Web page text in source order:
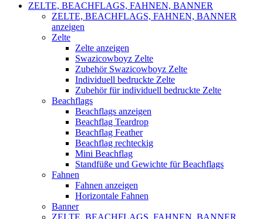
ZELTE, BEACHFLAGS, FAHNEN, BANNER
ZELTE, BEACHFLAGS, FAHNEN, BANNER
anzeigen
Zelte
Zelte anzeigen
Swazicowboyz Zelte
Zubehör Swazicowboyz Zelte
Individuell bedruckte Zelte
Zubehör für individuell bedruckte Zelte
Beachflags
Beachflags anzeigen
Beachflag Teardrop
Beachflag Feather
Beachflag rechteckig
Mini Beachflag
Standfüße und Gewichte für Beachflags
Fahnen
Fahnen anzeigen
Horizontale Fahnen
Banner
ZELTE, BEACHFLAGS, FAHNEN, BANNER